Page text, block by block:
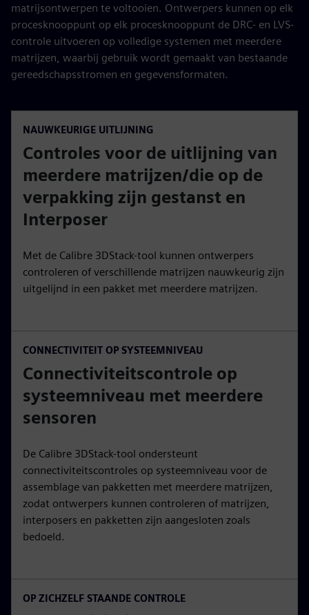
matrijsontwerpen te voltooien. Ontwerpers kunnen op elk
procesknooppunt op elk procesknooppunt de DRC- en LVS-
controle uitvoeren op volledige systemen met meerdere
matrijzen, waarbij gebruik wordt gemaakt van bestaande
gereedschapsstromen en gegevensformaten.
NAUWKEURIGE UITLIJNING
Controles voor de uitlijning van
meerdere matrijzen/die op de
verpakking zijn gestanst en
Interposer
Met de Calibre 3DStack-tool kunnen ontwerpers
controleren of verschillende matrijzen nauwkeurig zijn
uitgelijnd in een pakket met meerdere matrijzen.
CONNECTIVITEIT OP SYSTEEMNIVEAU
Connectiviteitscontrole op
systeemniveau met meerdere
sensoren
De Calibre 3DStack-tool ondersteunt
connectiviteitscontroles op systeemniveau voor de
assemblage van pakketten met meerdere matrijzen,
zodat ontwerpers kunnen controleren of matrijzen,
interposers en pakketten zijn aangesloten zoals
bedoeld.
OP ZICHZELF STAANDE CONTROLE